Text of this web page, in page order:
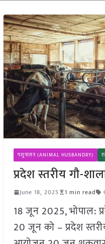
पशुपालन (ANIMAL HUSBANDRY)
प्रदेश स्तरीय गौ-
June 18, 2025 1 min read
18 जून 2025, भोपाल:
20 जून को – प्रदेश